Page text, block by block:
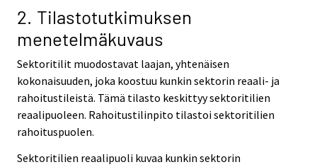
2. Tilastotutkimuksen
menetelmäkuvaus
Sektoritilit muodostavat laajan, yhtenäisen
kokonaisuuden, joka koostuu kunkin sektorin reaali- ja
rahoitustileistä. Tämä tilasto keskittyy sektoritilien
reaalipuoleen. Rahoitustilinpito tilastoi sektoritilien
rahoituspuolen.
Sektoritilien reaalipuoli kuvaa kunkin sektorin